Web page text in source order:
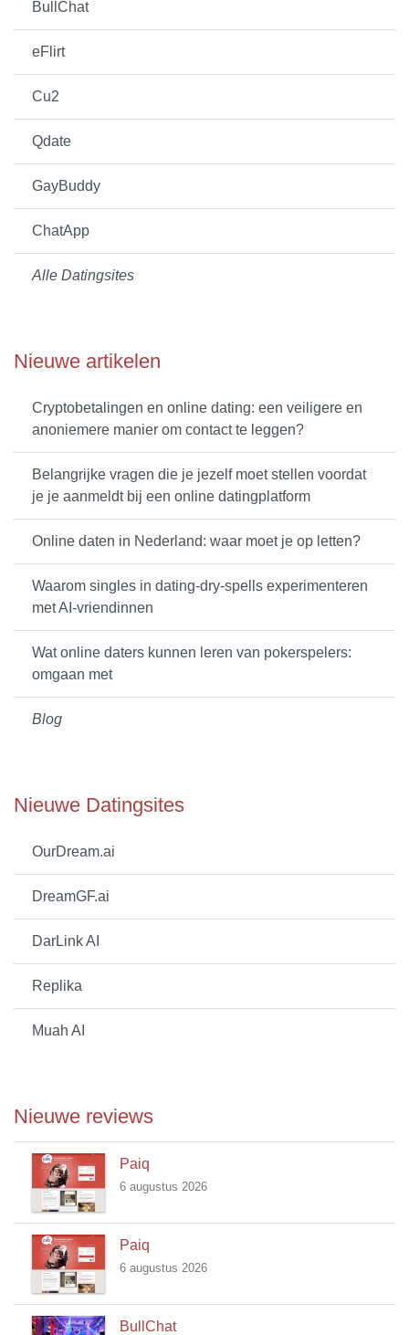
BullChat
eFlirt
Cu2
Qdate
GayBuddy
ChatApp
Alle Datingsites
Nieuwe artikelen
Cryptobetalingen en online dating: een veiligere en
anoniemere manier om contact te leggen?
Belangrijke vragen die je jezelf moet stellen voordat
je je aanmeldt bij een online datingplatform
Online daten in Nederland: waar moet je op letten?
Waarom singles in dating-dry-spells experimenteren
met AI-vriendinnen
Wat online daters kunnen leren van pokerspelers:
omgaan met
Blog
Nieuwe Datingsites
OurDream.ai
DreamGF.ai
DarLink AI
Replika
Muah AI
Nieuwe reviews
Paiq
6 augustus 2026
Paiq
6 augustus 2026
BullChat